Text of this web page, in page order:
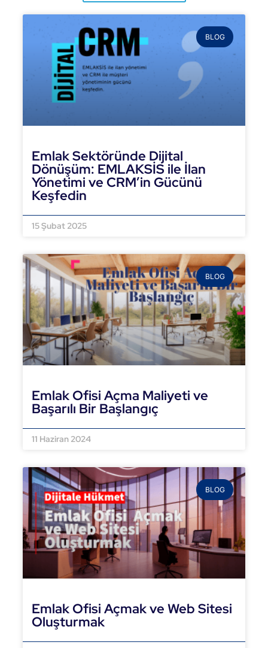
BLOG
Emlak Sektöründe Dijital
Dönüşüm: EMLAKSİS ile İlan
Yönetimi ve CRM’in Gücünü
Keşfedin
15 Şubat 2025
BLOG
Emlak Ofisi Açma Maliyeti ve
Başarılı Bir Başlangıç
11 Haziran 2024
BLOG
Emlak Ofisi Açmak ve Web Sitesi
Oluşturmak